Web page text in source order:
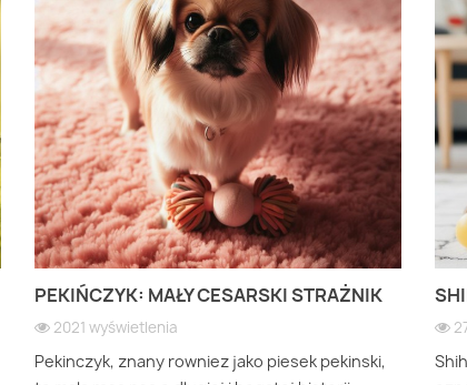
PEKIŃCZYK: MAŁY CESARSKI STRAŻNIK
2021 wyświetlenia
Pekinczyk, znany rowniez jako piesek pekinski,